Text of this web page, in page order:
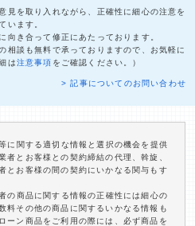
見を取り入れながら、正確性に細心の注意を
います。
向き合って修正にあたっております。
相談も無料で承っておりますので、お気軽に
は注意事項 をご確認ください。）
> 記事についてのお問い合わせ
に関する適切な情報と選択の機会を提供
者とお客様との契約締結の代理、斡旋、
とお客様の間の契約にいかなる関与もす
の商品に関する情報の正確性には細心の
料その他の商品に関するいかなる情報も
ーン商品をご利用の際には、必ず商品を